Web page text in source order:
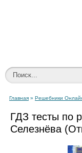
Главная » Решебники
ГДЗ тесты по
Селезнёва